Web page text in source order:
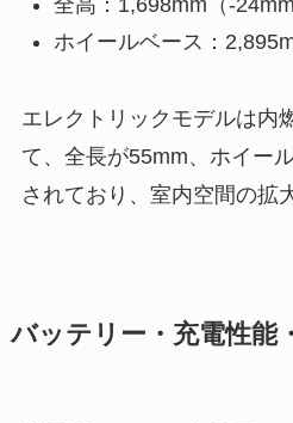
全高：1,698mm（-24mm
ホイールベース：
エレクトリックモデルは内
て、全長が55mm、ホイー
されており、室内空間の拡
バッテリー・充電性能